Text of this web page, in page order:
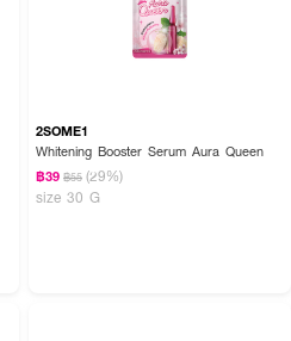
2SOME1
Whitening Booster Serum Aura Queen
฿39 ฿55 (29%)
size 30 G